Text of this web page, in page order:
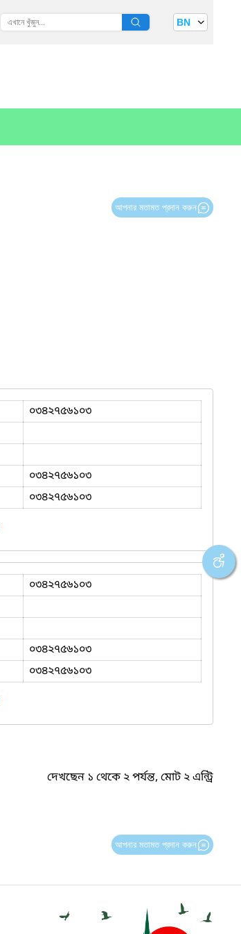
BN
আপনার মতামত প্রদান করুন
০৩৪২৭৫৬১০৩
০৩৪২৭৫৬১০৩
০৩৪২৭৫৬১০৩
০৩৪২৭৫৬১০৩
০৩৪২৭৫৬১০৩
০৩৪২৭৫৬১০৩
দেখছেন ১ থেকে ২ পর্যন্ত, মোট ২ এন্ট্রি
আপনার মতামত প্রদান করুন